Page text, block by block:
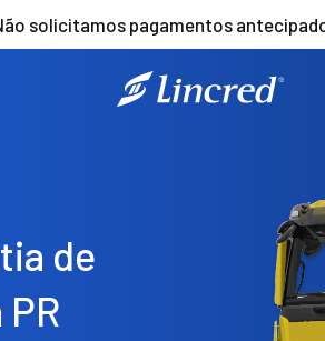
solicitamos pagamentos
de